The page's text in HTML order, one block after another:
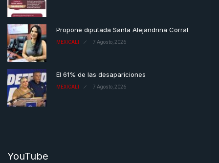
Propone diputada Santa Alejandrina Corral
MEXICALI 7 Agosto, 2026
El 61% de las desapariciones
MEXICALI 7 Agosto, 2026
YouTube